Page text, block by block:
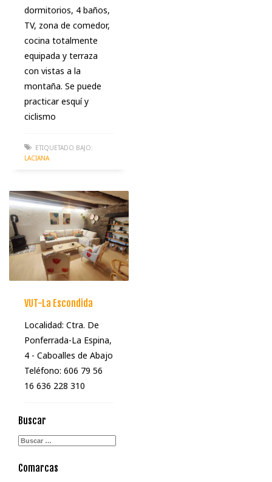
dormitorios, 4 baños,
TV, zona de comedor,
cocina totalmente
equipada y terraza
con vistas a la
montaña. Se puede
practicar esquí y
ciclismo
ETIQUETADO BAJO:
LACIANA
VUT-La Escondida
Localidad: Ctra. De
Ponferrada-La Espina,
4 - Caboalles de Abajo
Teléfono: 606 79 56
16 636 228 310
ETIQUETADO BAJO:
LACIANA
Buscar
Comarcas